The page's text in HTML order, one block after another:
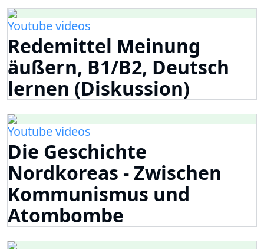
Youtube videos
Redemittel Meinung
äußern, B1/B2, Deutsch
lernen (Diskussion)
Youtube videos
Die Geschichte
Nordkoreas - Zwischen
Kommunismus und
Atombombe